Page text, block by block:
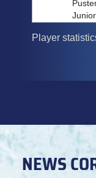
NEWS